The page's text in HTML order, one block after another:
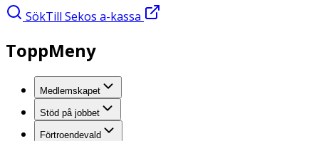
SökTill Sekos a-kassa
ToppMeny
Medlemskapet
Stöd på jobbet
Förtroendevald